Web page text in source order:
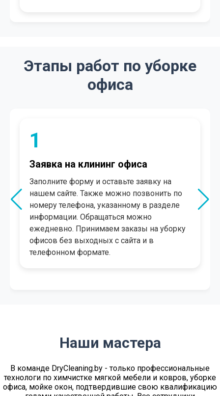
Этапы работ по уборке
офиса
2
Согласование
В течение нескольких минут менеджер
свяжется с Вами. Произведет
консультацию, рассчитает
ориентировочную стоимость, поможет
решить, какой пакет для уборки офисов
выбрать, подберет дату и удобный для вас
временной промежуток.
Наши мастера
В команде DryСleaning.by - только профессиональные
технологи по химчистке мягкой мебели и ковров, уборке
офиса, мойке окон, подтвердившие свою квалификацию